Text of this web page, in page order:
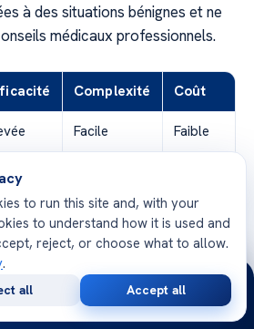
à des situations bénignes et ne
médicaux professionnels.
Complexité Coût
Facile Faible
Facile Faible
Facile Faible
to run this site and, with your
to understand how it is used and
reject, or choose what to allow.
.
all Accept all
Consultation
Opinion